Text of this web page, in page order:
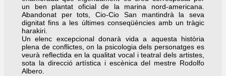
un ben plantat oficial de la marina nord-americana.
Abandonat per tots, Cio-Cio San mantindrà la seva
dignitat fins a les últimes conseqüències amb un tràgic
harakiri.
Un elenc excepcional donarà vida a aquesta història
plena de conflictes, on la psicologia dels personatges es
veurà reflectida en la qualitat vocal i teatral dels artistes,
sota la direcció artística i escènica del mestre Rodolfo
Albero.